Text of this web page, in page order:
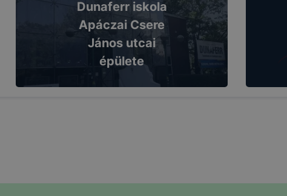
Dunaferr iskola
Apáczai Csere
János utcai
épülete